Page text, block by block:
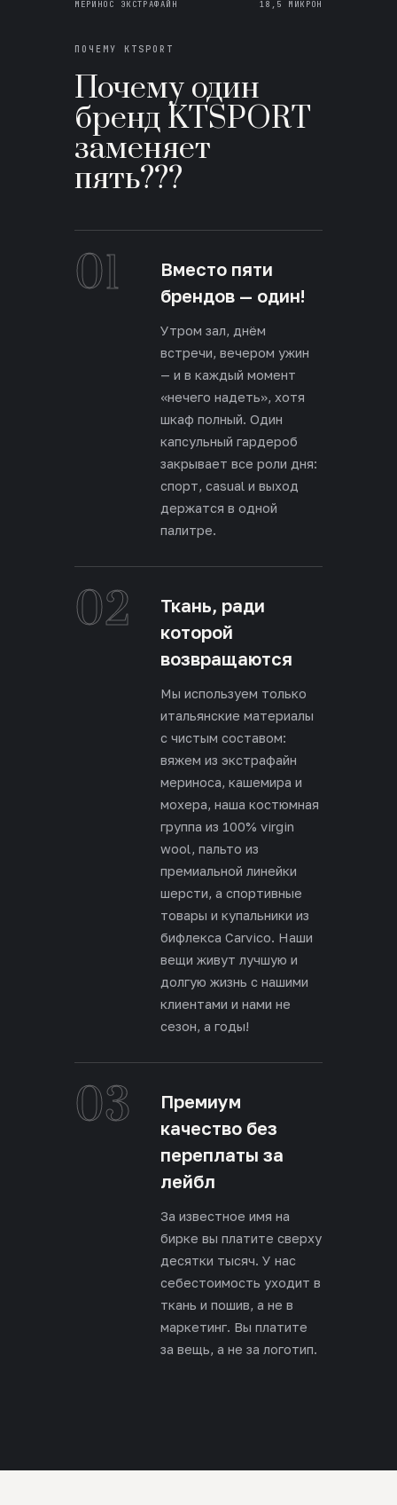
МЕРИНОС ЭКСТРАФАЙН 18,5 МИКРОН
ПОЧЕМУ KTSPORT
Почему один
бренд KTSPORT
заменяет
пять???
01
Вместо пяти
брендов — один!
Утром зал, днём
встречи, вечером ужин
— и в каждый момент
«нечего надеть», хотя
шкаф полный. Один
капсульный гардероб
закрывает все роли дня:
спорт, casual и выход
держатся в одной
палитре.
02
Ткань, ради
которой
возвращаются
Мы используем только
итальянские материалы
с чистым составом:
вяжем из экстрафайн
мериноса, кашемира и
мохера, наша костюмная
группа из 100% virgin
wool, пальто из
премиальной линейки
шерсти, а спортивные
товары и купальники из
бифлекса Carvico. Наши
вещи живут лучшую и
долгую жизнь с нашими
клиентами и нами не
сезон, а годы!
03
Премиум
качество без
переплаты за
лейбл
За известное имя на
бирке вы платите сверху
десятки тысяч. У нас
себестоимость уходит в
ткань и пошив, а не в
маркетинг. Вы платите
за вещь, а не за логотип.